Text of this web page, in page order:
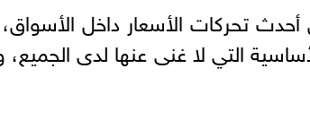
تحركات الأسعار داخل الأسواق،
التي لا غنى عنها لدى الجميع،